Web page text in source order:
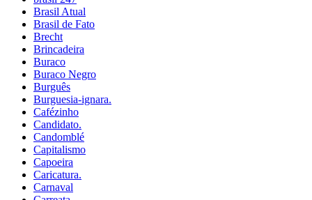
Brasil Atual
Brasil de Fato
Brecht
Brincadeira
Buraco
Buraco Negro
Burguês
Burguesia-ignara.
Cafézinho
Candidato.
Candomblé
Capitalismo
Capoeira
Caricatura.
Carnaval